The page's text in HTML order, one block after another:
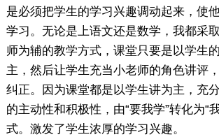
是必须把学生的学习兴趣调动起来，使
学习。无论是上语文还是数学，我都采
师为辅的教学方式，课堂只要是以学生
主，然后让学生充当小老师的角色讲评
纠正。因为课堂都是以学生讲为主，充
的主动性和积极性，由“要我学”转化为“
式。激发了学生浓厚的学习兴趣。